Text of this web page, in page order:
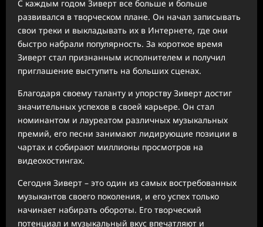
С каждым годом Зиверт все больше и больше
развивался в творческом плане. Он начал записывать
свои треки и выкладывать их в Интернете, где они
быстро набрали популярность. За короткое время
Зиверт стал признанным исполнителем и получил
приглашение выступить на больших сценах.
Благодаря своему таланту и упорству Зиверт достиг
значительных успехов в своей карьере. Он стал
номинантом и лауреатом различных музыкальных
премий, его песни занимают лидирующие позиции в
чартах и собирают миллионы просмотров на
видеохостингах.
Сегодня Зиверт – это один из самых востребованных
музыкантов своего поколения, и его успех только
начинает набирать обороты. Его творческий
потенциал и музыкальный вкус впечатляют и